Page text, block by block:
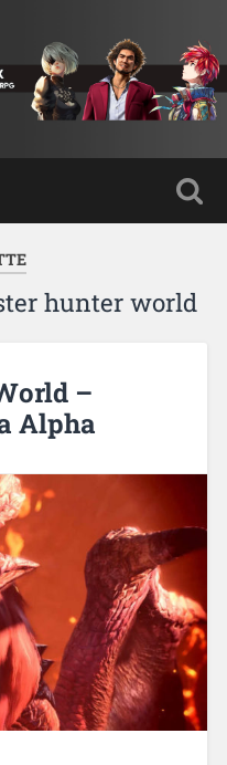
hunter world
–
Alpha